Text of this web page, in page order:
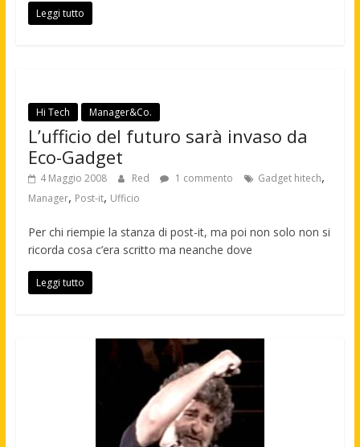
Leggi tutto
Hi Tech Manager&Co.
L’ufficio del futuro sarà invaso da
Eco-Gadget
4 Maggio 2008 Red 1 commento Gadget hitech,
Manager, Post-it, Ufficio
Per chi riempie la stanza di post-it, ma poi non solo non si
ricorda cosa c’era scritto ma neanche dove
Leggi tutto